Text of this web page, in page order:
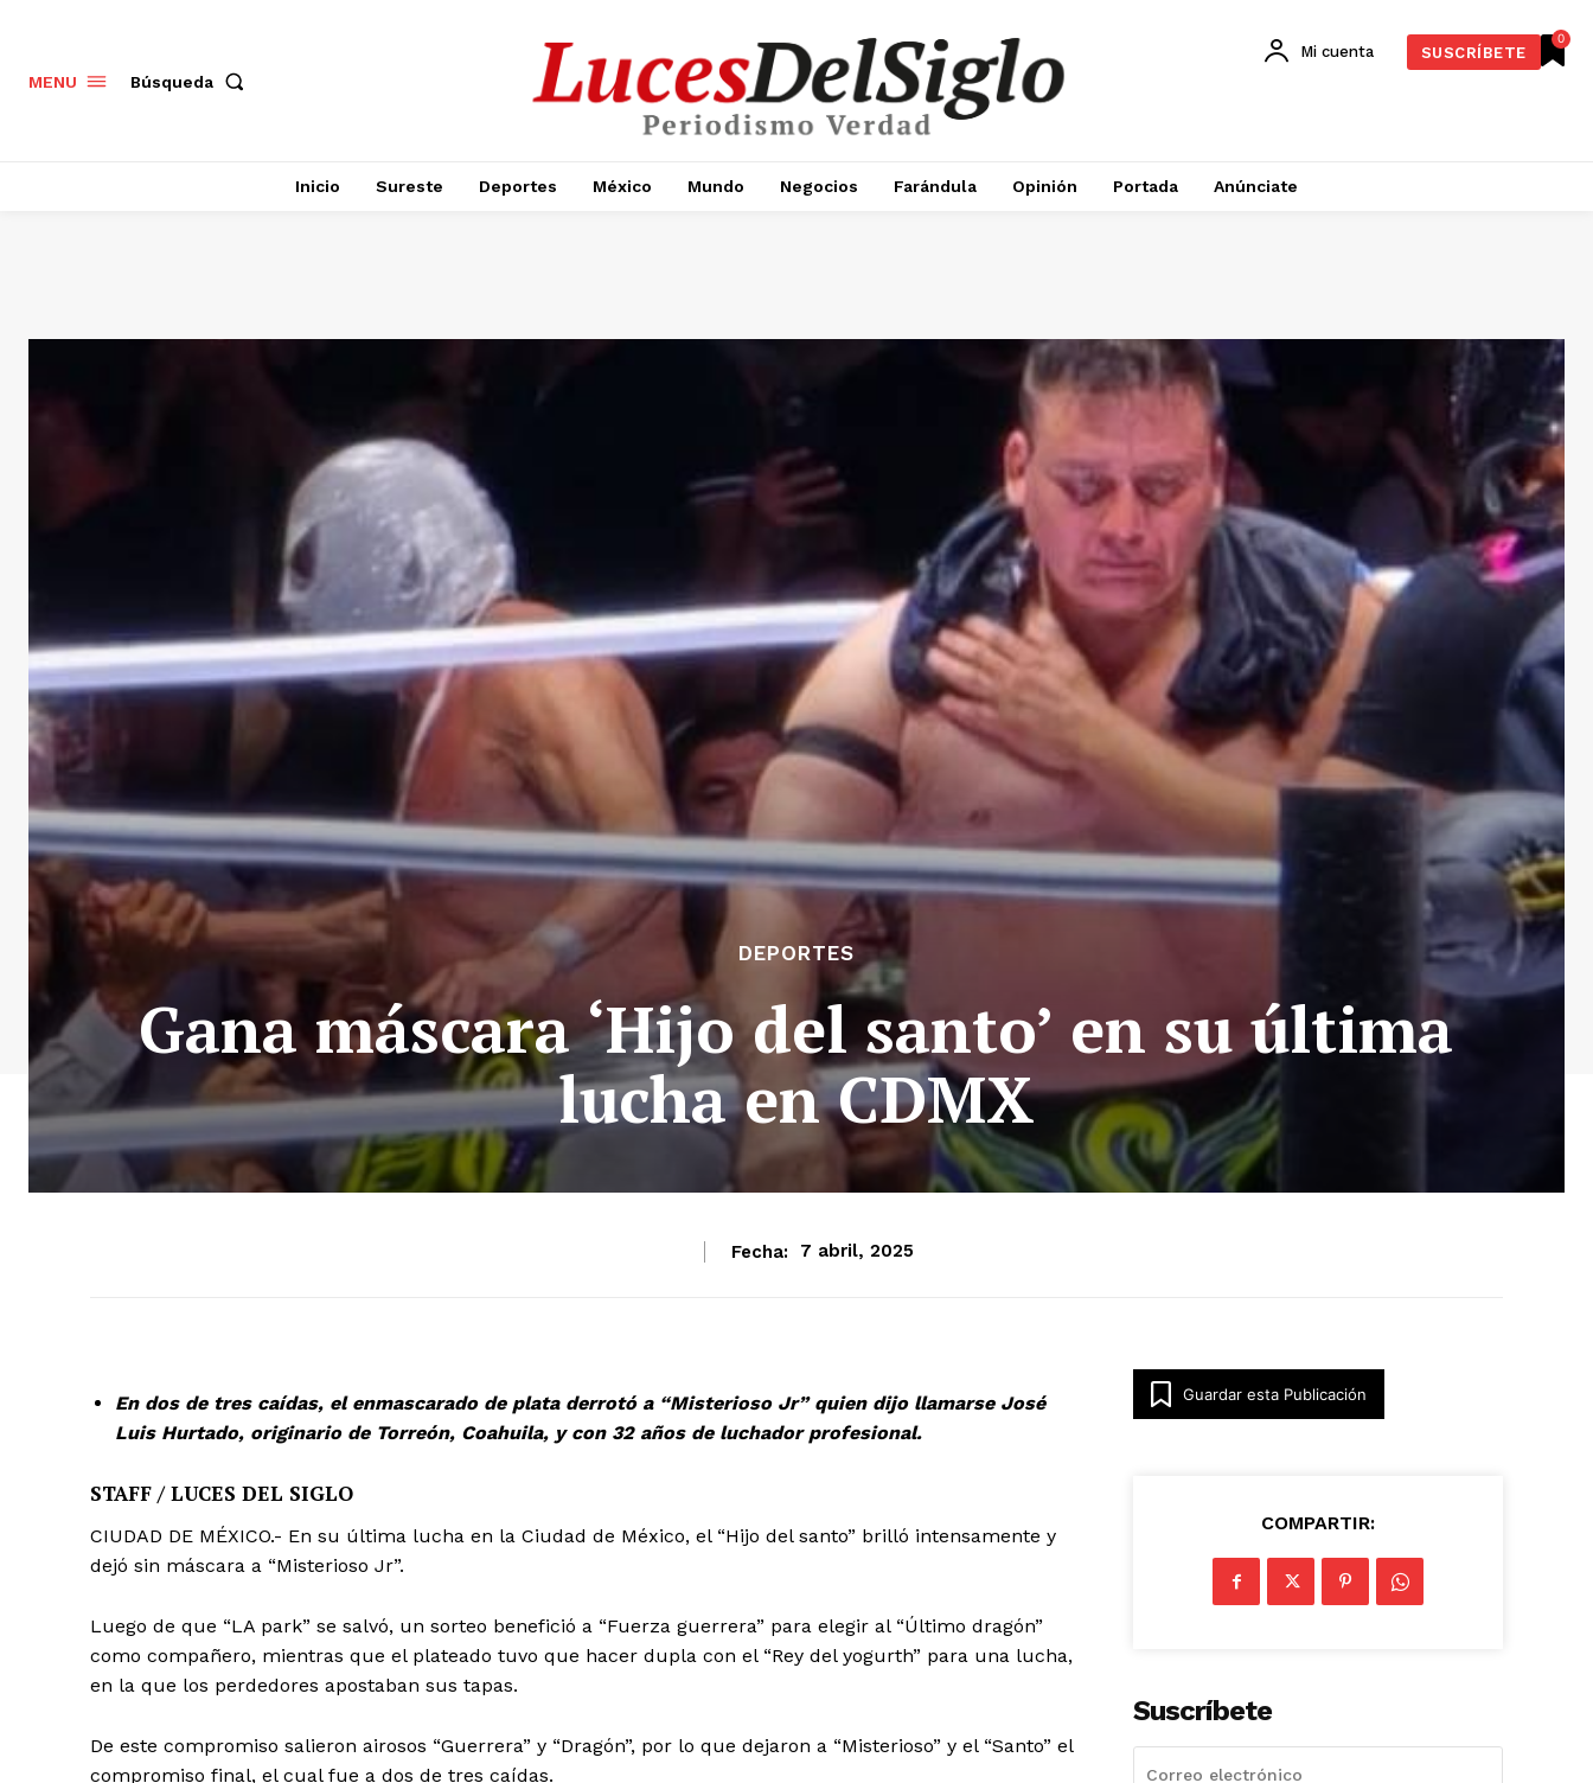
MENU Búsqueda
0
Mi cuenta SUSCRÍBETE
Inicio Sureste Deportes México Mundo Negocios Farándula Opinión Portada Anúnciate
DEPORTES
Gana máscara ‘Hijo del santo’ en su última
lucha en CDMX
Fecha: 7 abril, 2025
En dos de tres caídas, el enmascarado de plata derrotó a “Misterioso Jr” quien dijo llamarse José
Luis Hurtado, originario de Torreón, Coahuila, y con 32 años de luchador profesional.
STAFF / LUCES DEL SIGLO
CIUDAD DE MÉXICO.- En su última lucha en la Ciudad de México, el “Hijo del santo” brilló intensamente y
dejó sin máscara a “Misterioso Jr”.
Luego de que “LA park” se salvó, un sorteo benefició a “Fuerza guerrera” para elegir al “Último dragón”
como compañero, mientras que el plateado tuvo que hacer dupla con el “Rey del yogurth” para una lucha,
en la que los perdedores apostaban sus tapas.
De este compromiso salieron airosos “Guerrera” y “Dragón”, por lo que dejaron a “Misterioso” y el “Santo” el
compromiso final, el cual fue a dos de tres caídas.
Guardar esta Publicación
COMPARTIR:
Suscríbete